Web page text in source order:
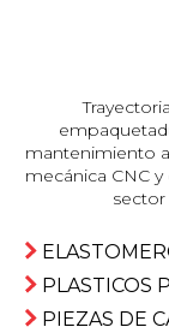
mantenimiento
mecánica CNC
PLASTICOS
PIEZAS DE